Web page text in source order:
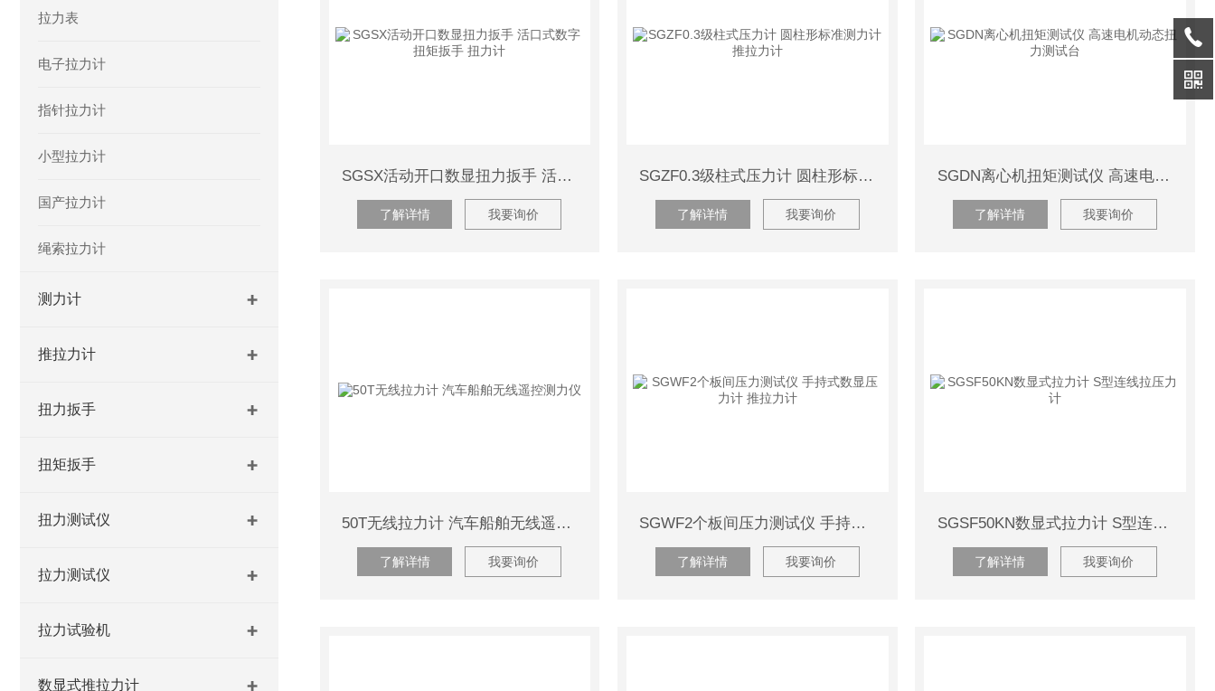
拉力表
电子拉力计
指针拉力计
小型拉力计
国产拉力计
绳索拉力计
测力计
推拉力计
扭力扳手
扭矩扳手
扭力测试仪
拉力测试仪
拉力试验机
数显式推拉力计
SGSX活动开口数显扭力扳手 活口式数字扭矩扳手 扭力计
了解详情 我要询价
SGZF0.3级柱式压力计 圆柱形标准测力计 推拉力计
了解详情 我要询价
SGDN离心机扭矩测试仪 高速电机动态扭力测试台
了解详情 我要询价
50T无线拉力计 汽车船舶无线遥控测力仪
了解详情 我要询价
SGWF2个板间压力测试仪 手持式数显压力计 推拉力计
了解详情 我要询价
SGSF50KN数显式拉力计 S型连线拉压力计
了解详情 我要询价